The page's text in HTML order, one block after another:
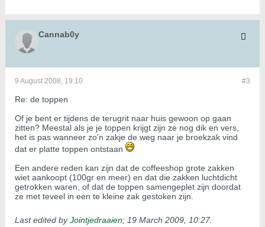
Cannab0y
#3
9 August 2008, 19:10
Re: de toppen
Of je bent er tijdens de terugrit naar huis gewoon op gaan
zitten? Meestal als je je toppen krijgt zijn ze nog dik en vers,
het is pas wanneer zo'n zakje de weg naar je broekzak vind
dat er platte toppen ontstaan
Een andere reden kan zijn dat de coffeeshop grote zakken
wiet aankoopt (100gr en meer) en dat die zakken luchtdicht
getrokken waren, of dat de toppen samengeplet zijn doordat
ze met teveel in een te kleine zak gestoken zijn.
Last edited byJointjedraaien; 19 March 2009, 10:27.